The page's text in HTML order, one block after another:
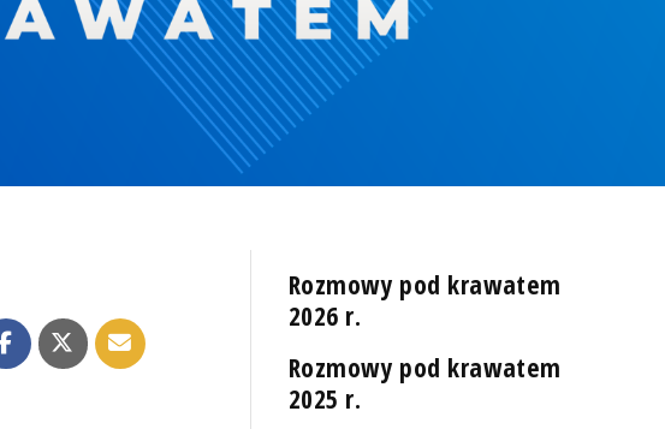
Rozmowy pod krawatem
2026 r.
Rozmowy pod krawatem
2025 r.